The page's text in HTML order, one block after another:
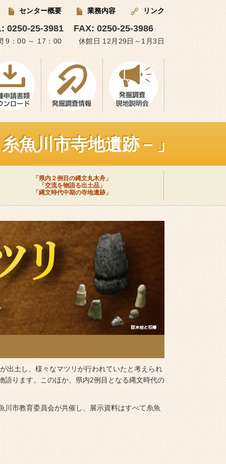
センター概要 業務内容 リンク
0250-25-3981 FAX: 0250-25-3986
9：00 ～ 17：00 休館日 12月29日～1月3日
魚川市寺地遺跡－」
「県内２例目の縄文丸木舟」
「交流を物語る出土品」
「縄文時代中期の寺地遺跡」
出土し、様々なマツリが行われていたと考えられ
語ります。このほか、県内2例目となる縄文時代の
市教育委員会が共催し、展示資料はすべて糸魚